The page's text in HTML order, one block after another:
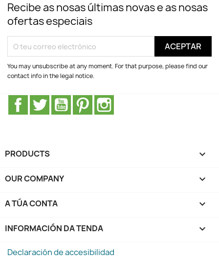
Recibe as nosas últimas novas e as nosas
ofertas especiais
You may unsubscribe at any moment. For that purpose, please find our
contact info in the legal notice.
Facebook
Twitter YouTubePinterest
PRODUCTS 
OUR COMPANY 
A TÚA CONTA 
INFORMACIÓN DA TENDA keyboard_arrow_down
Declaración de accesibilidad